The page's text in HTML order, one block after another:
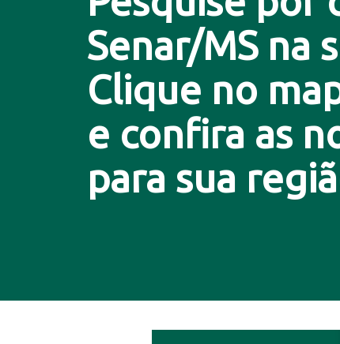
Senar/MS na
Clique no
e confira as
para sua